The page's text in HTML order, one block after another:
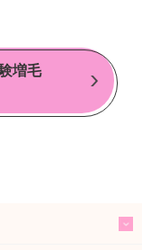
増毛